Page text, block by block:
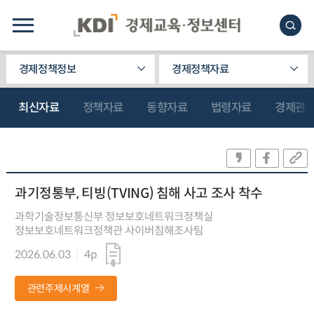
경제정책정보 경제정책자료
최신자료 정책자료 동향자료 법령자료 경제관
과기정통부, 티빙(TVING) 침해 사고 조사 착수
과학기술정보통신부 정보보호네트워크정책실
정보보호네트워크정책관 사이버침해조사팀
2026.06.03
4p
관련주제시계열